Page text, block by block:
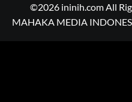
©2026 ininih.com All
MAHAKA MEDIA